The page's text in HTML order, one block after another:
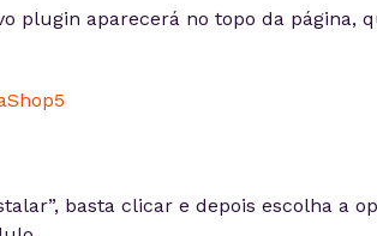
plugin aparecerá no topo da página,
basta clicar e depois escolha a